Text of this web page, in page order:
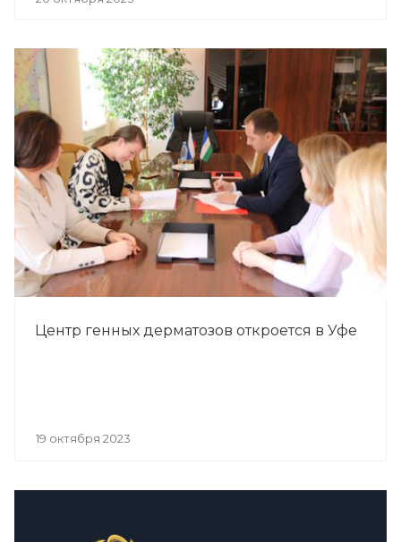
Центр генных дерматозов откроется в Уфе
19 октября 2023